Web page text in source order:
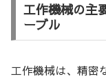
工作機械の主
ーブル
工作機械は、精密